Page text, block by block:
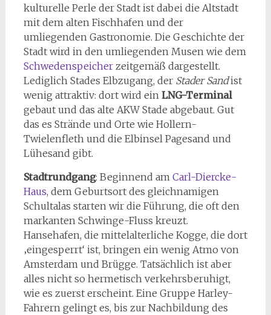
kulturelle Perle der Stadt ist dabei die Altstadt
mit dem alten Fischhafen und der
umliegenden Gastronomie. Die Geschichte der
Stadt wird in den umliegenden Musen wie dem
Schwedenspeicherzeitgemäß dargestellt.
Lediglich Stades Elbzugang, derStader Sandist
wenig attraktiv: dort wird ein LNG-Terminal
gebaut und das alte AKW Stade abgebaut. Gut
das es Strände und Orte wie Hollern-
Twielenfleth und die Elbinsel Pagesand und
Lühesand gibt.
Stadtrundgang: Beginnend am Carl-Diercke-
Haus, dem Geburtsort des gleichnamigen
Schultalas starten wir die Führung, die oft den
markanten Schwinge-Fluss kreuzt.
Hansehafen, die mittelalterliche Kogge, die dort
‚eingesperrt‘ ist, bringen ein wenig Atmo von
Amsterdam und Brügge. Tatsächlich ist aber
alles nicht so hermetisch verkehrsberuhigt,
wie es zuerst erscheint. Eine Gruppe Harley-
Fahrern gelingt es, bis zur Nachbildung des